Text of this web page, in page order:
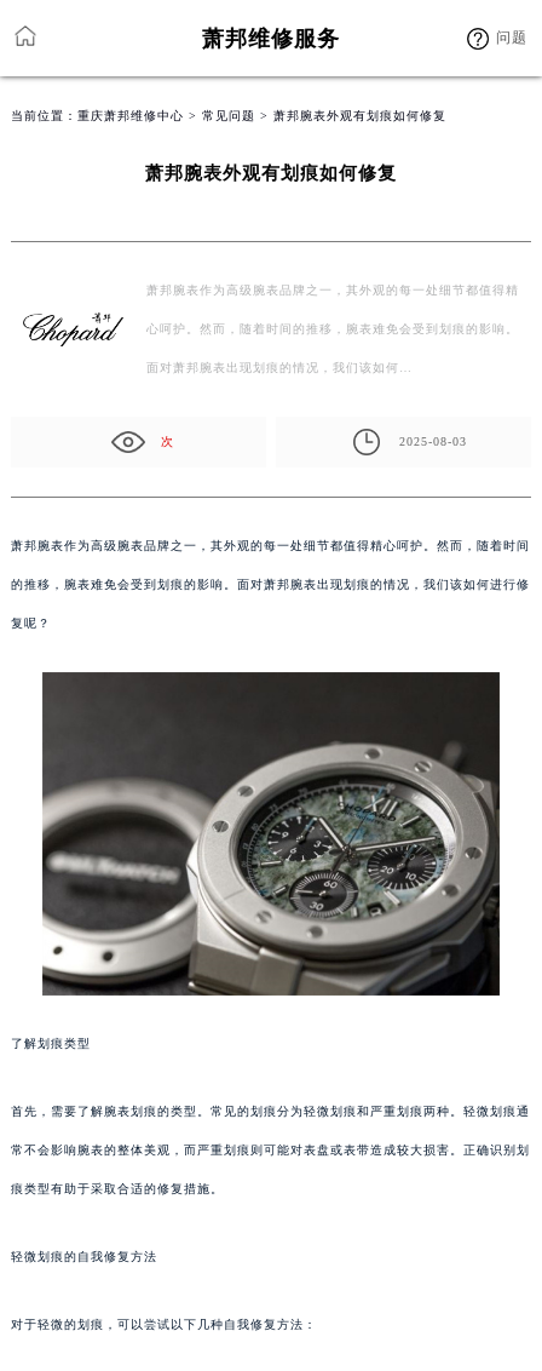
萧邦维修服务 问题
当前位置： 重庆萧邦维修中心 > 常见问题 > 萧邦腕表外观有划痕如何修复
萧邦腕表外观有划痕如何修复
萧邦腕表作为高级腕表品牌之一，其外观的每一处细节都值得精
心呵护。然而，随着时间的推移，腕表难免会受到划痕的影响。
面对萧邦腕表出现划痕的情况，我们该如何…
次 2025-08-03
萧邦腕表作为高级腕表品牌之一，其外观的每一处细节都值得精心呵护。然而，随着时间
的推移，腕表难免会受到划痕的影响。面对萧邦腕表出现划痕的情况，我们该如何进行修
复呢？
了解划痕类型
首先，需要了解腕表划痕的类型。常见的划痕分为轻微划痕和严重划痕两种。轻微划痕通
常不会影响腕表的整体美观，而严重划痕则可能对表盘或表带造成较大损害。正确识别划
痕类型有助于采取合适的修复措施。
轻微划痕的自我修复方法
对于轻微的划痕，可以尝试以下几种自我修复方法：